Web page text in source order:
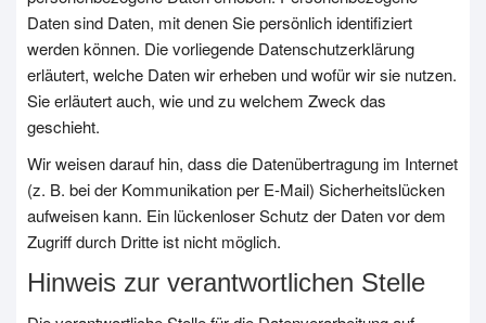
Daten sind Daten, mit denen Sie persönlich identifiziert
werden können. Die vorliegende Datenschutzerklärung
erläutert, welche Daten wir erheben und wofür wir sie nutzen.
Sie erläutert auch, wie und zu welchem Zweck das
geschieht.
Wir weisen darauf hin, dass die Datenübertragung im Internet
(z. B. bei der Kommunikation per E-Mail) Sicherheitslücken
aufweisen kann. Ein lückenloser Schutz der Daten vor dem
Zugriff durch Dritte ist nicht möglich.
Hinweis zur verantwortlichen Stelle